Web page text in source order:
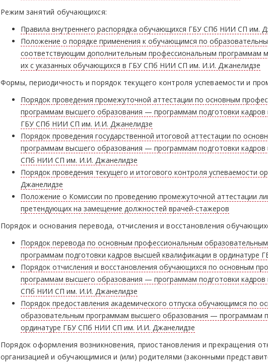
Режим занятий обучающихся:
Правила внутреннего распорядка обучающихся ГБУ СПб НИИ СП им.
Положение о порядке применения к обучающимся по
соответствующим дополнительным профессиональным программам
их с указанных обучающихся в ГБУ СПб НИИ СП им. И.И. Джанелидзе
Формы, периодичность и порядок текущего контроля успеваемости и
Порядок проведения промежуточной аттестации по основным
программам высшего образования — программам подготовки кадров
ГБУ СПб НИИ СП им. И.И. Джанелидзе
Порядок проведения государственной итоговой аттестации по
программам высшего образования — программам подготовки
СПб НИИ СП им. И.И. Джанелидзе
Порядок проведения текущего и итогового контроля
Джанелидзе
Положение о Комиссии по проведению промежуточной аттестации
претендующих на замещение должностей врачей-стажеров
Порядок и основания перевода, отчисления и восстановления
Порядок перевода по основным профессиональным
программам подготовки кадров высшей квалификации в
Порядок отчисления и восстановления обучающихся по основным
программам высшего образования — программам подготовки
СПб НИИ СП им. И.И. Джанелидзе
Порядок предоставления академического отпуска обучающимся по
образовательным программам высшего образования — программам
ординатуре ГБУ СПб НИИ СП им. И.И. Джанелидзе
Порядок оформления возникновения, приостановления и прекращения
организацией и обучающимися и (или) родителями (законными